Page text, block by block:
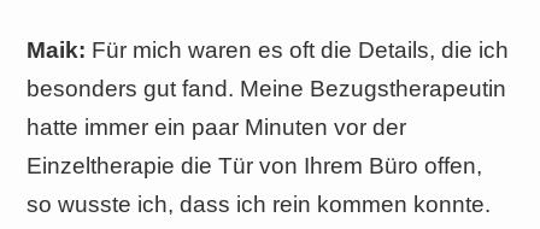
Maik: Für mich waren es oft die Details, die ich
besonders gut fand. Meine Bezugstherapeutin
hatte immer ein paar Minuten vor der
Einzeltherapie die Tür von Ihrem Büro offen,
so wusste ich, dass ich rein kommen konnte.